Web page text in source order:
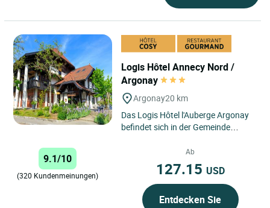
Logis Hôtel Annecy Nord /
Argonay
Argonay20 km
Das Logis Hôtel l'Auberge Argonay
befindet sich in der Gemeinde
Besuchern ein einzigartiges
Aufenthaltserlebnis,...
9.1/10
(320 Kundenmeinungen)
Ab
127.15 USD
Entdecken Sie